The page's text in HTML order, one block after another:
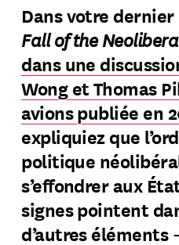
→ S'abonner
Dans votre
Fall of the
dans une
Wong et Thomas
avions publiée en
expliquiez que
politique
s’effondrer aux
signes pointent
d’autres